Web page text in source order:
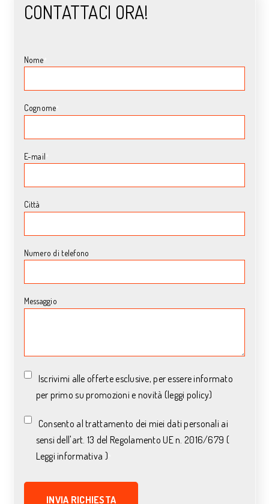
CONTATTACI ORA!
Nome
Cognome
E-mail
Città
Numero di telefono
Messaggio
Iscrivimi alle offerte esclusive, per essere informato
per primo su promozioni e novità (leggi policy)
Consento al trattamento dei miei dati personali ai
sensi dell'art. 13 del Regolamento UE n. 2016/679 (
Leggi informativa )